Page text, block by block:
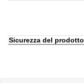
Sicurezza del prodotto